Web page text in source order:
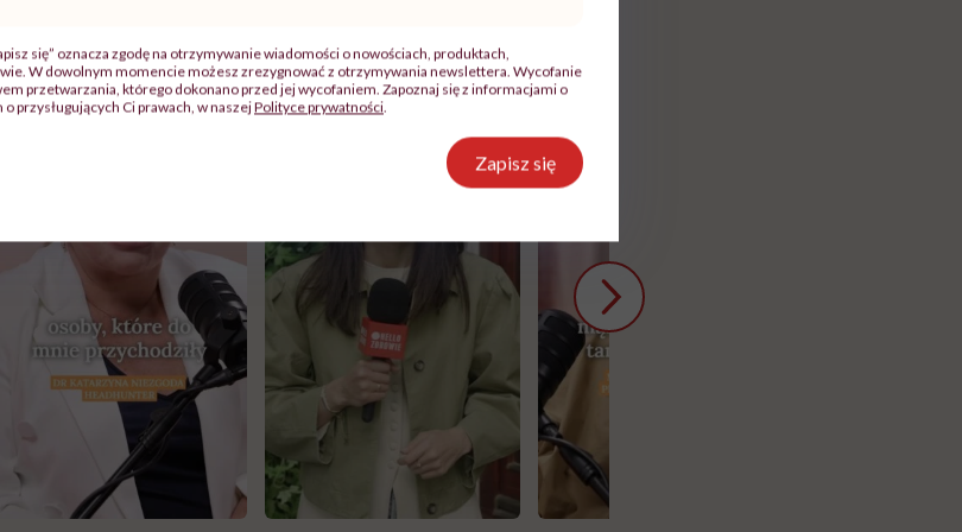
się” oznacza zgodę na otrzymywanie wiadomości o nowościach, produktach,
W dowolnym momencie możesz zrezygnować z otrzymywania newslettera. Wycofanie
przetwarzania, którego dokonano przed jej wycofaniem. Zapoznaj się z informacjami o
przysługujących Ci prawach, w naszejPolityce prywatności.
Zapisz się